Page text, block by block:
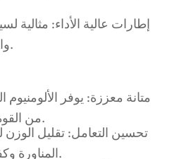
إطارات عالية الأداء: مثالية
متانة معززة: يوفر
تحسين التعامل: تقليل